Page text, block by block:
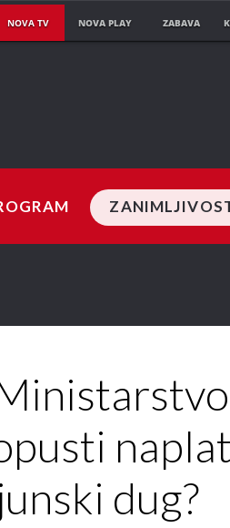
NOVA TV NOVA PLAY ZABAVA
dug?